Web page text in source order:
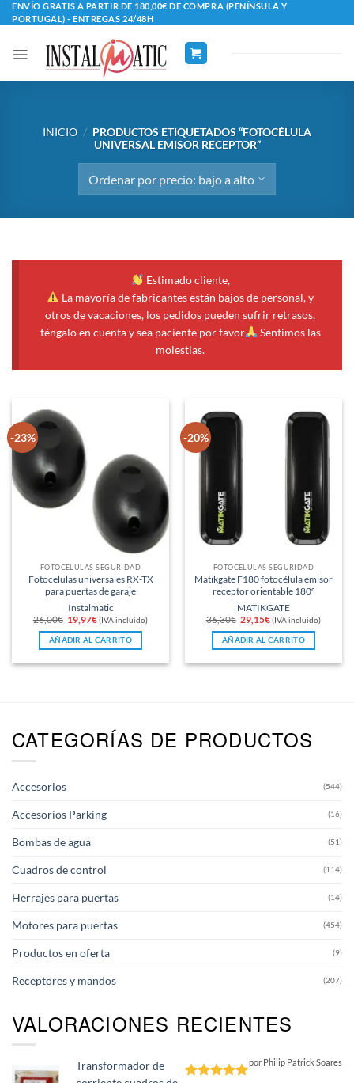
Saltar
al
contenido
ENVÍO GRATIS A PARTIR DE 180,00€ DE COMPRA (PENÍNSULA Y
PORTUGAL) - ENTREGAS 24/48H
INICIO / PRODUCTOS ETIQUETADOS “FOTOCÉLULA
UNIVERSAL EMISOR RECEPTOR”
Estimado cliente,
La mayoría de fabricantes están bajos de personal, y
otros de vacaciones, los pedidos pueden sufrir retrasos,
téngalo en cuenta y sea paciente por favor
Sentimos las
molestias.
-23%
FOTOCÉLULAS SEGURIDAD
Fotocelulas universales RX-TX
para puertas de garaje
Instalmatic
26,00€ El
precio
original
era:
26,00€.
19,97€El
precio
actual
es:
19,97€.
(IVA incluido)
AÑADIR AL CARRITO
-20%
FOTOCÉLULAS SEGURIDAD
Matikgate F180 fotocélula emisor
receptor orientable 180º
MATIKGATE
36,30€ El
precio
original
era:
36,30€.
29,15€El
precio
actual
es:
29,15€.
(IVA incluido)
AÑADIR AL CARRITO
CATEGORÍAS DE PRODUCTOS
Accesorios (544)
Accesorios Parking (16)
Bombas de agua (51)
Cuadros de control (114)
Herrajes para puertas (14)
Motores para puertas (454)
Productos en oferta (9)
Receptores y mandos (207)
VALORACIONES RECIENTES
Transformador de
por Philip Patrick Soares